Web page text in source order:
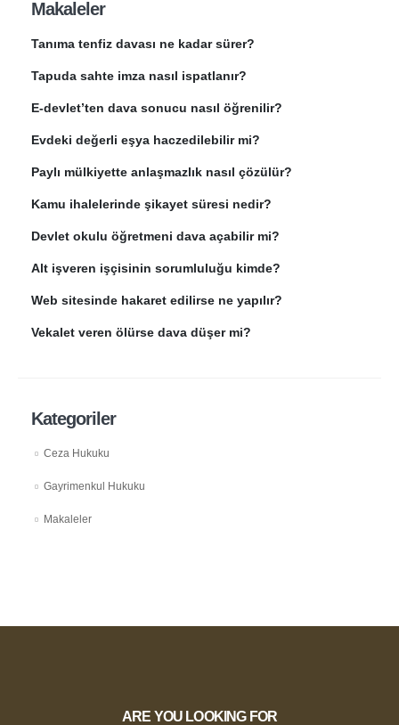
Makaleler
Tanıma tenfiz davası ne kadar sürer?
Tapuda sahte imza nasıl ispatlanır?
E-devlet’ten dava sonucu nasıl öğrenilir?
Evdeki değerli eşya haczedilebilir mi?
Paylı mülkiyette anlaşmazlık nasıl çözülür?
Kamu ihalelerinde şikayet süresi nedir?
Devlet okulu öğretmeni dava açabilir mi?
Alt işveren işçisinin sorumluluğu kimde?
Web sitesinde hakaret edilirse ne yapılır?
Vekalet veren ölürse dava düşer mi?
Kategoriler
Ceza Hukuku
Gayrimenkul Hukuku
Makaleler
ARE YOU LOOKING FOR